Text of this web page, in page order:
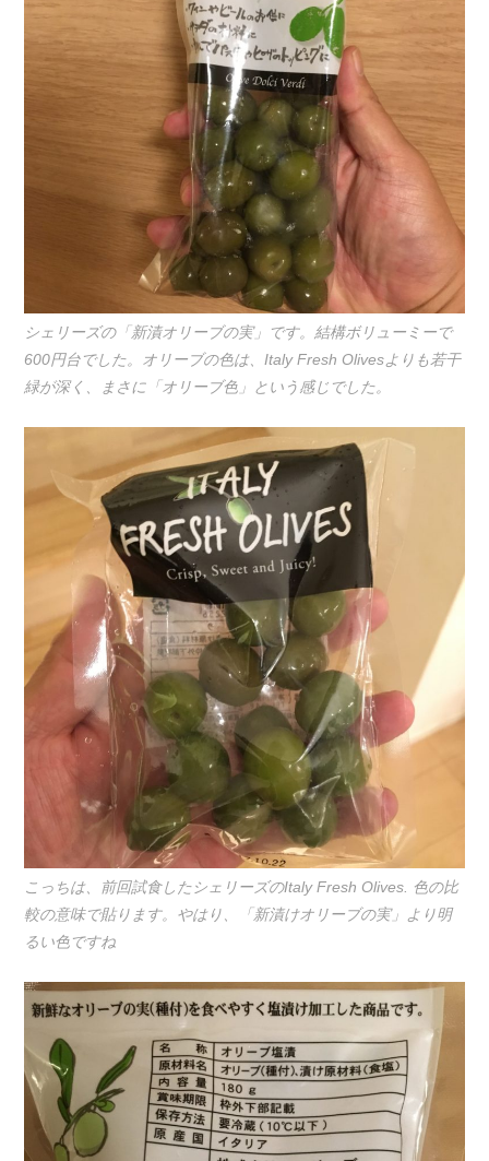
シェリーズの「新漬オリーブの実」です。結構ボリューミーで
600円台でした。オリーブの色は、Italy Fresh Olivesよりも若干
緑が深く、まさに「オリーブ色」という感じでした。
こっちは、前回試食したシェリーズのItaly Fresh Olives. 色の比
較の意味で貼ります。やはり、「新漬けオリーブの実」より明
るい色ですね